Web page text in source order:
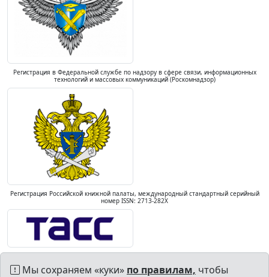
Регистрация в Федеральной службе по надзору в сфере связи, информационных
технологий и массовых коммуникаций (Роскомнадзор)
Регистрация Российской книжной палаты, международный стандартный серийный
номер ISSN: 2713-282X
Мы сохраняем «куки» по правилам, чтобы